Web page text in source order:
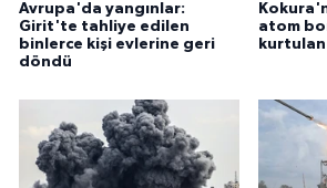
Avrupa'da yangınlar:
Girit'te tahliye edilen
binlerce kişi evlerine geri
döndü
atom